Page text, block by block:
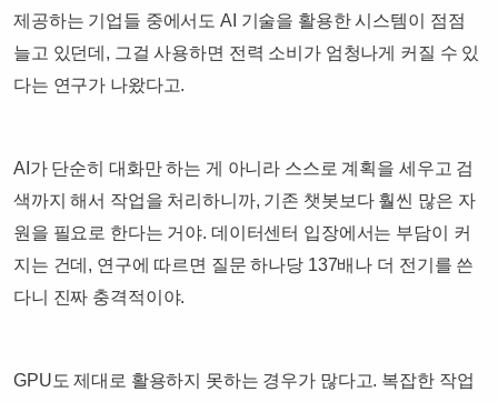
제공하는 기업들 중에서도 AI 기술을 활용한 시스템이 점점
늘고 있던데, 그걸 사용하면 전력 소비가 엄청나게 커질 수 있
다는 연구가 나왔다고.
AI가 단순히 대화만 하는 게 아니라 스스로 계획을 세우고 검
색까지 해서 작업을 처리하니까, 기존 챗봇보다 훨씬 많은 자
원을 필요로 한다는 거야. 데이터센터 입장에서는 부담이 커
지는 건데, 연구에 따르면 질문 하나당 137배나 더 전기를 쓴
다니 진짜 충격적이야.
GPU도 제대로 활용하지 못하는 경우가 많다고. 복잡한 작업